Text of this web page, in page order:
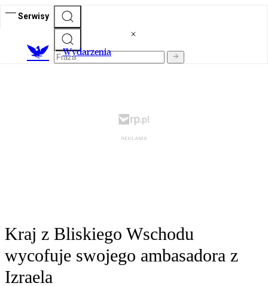
Serwisy
Wydarzenia
Kraj z Bliskiego Wschodu
wycofuje swojego ambasadora z
Izraela